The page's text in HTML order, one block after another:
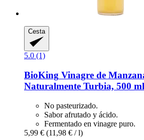
Cesta
5.0 (1)
BioKing Vinagre de
Naturalmente Turbia, 500 ml
No pasteurizado.
Sabor afrutado y ácido.
Fermentado en vinagre puro.
5,99 € (11,98 € / l)